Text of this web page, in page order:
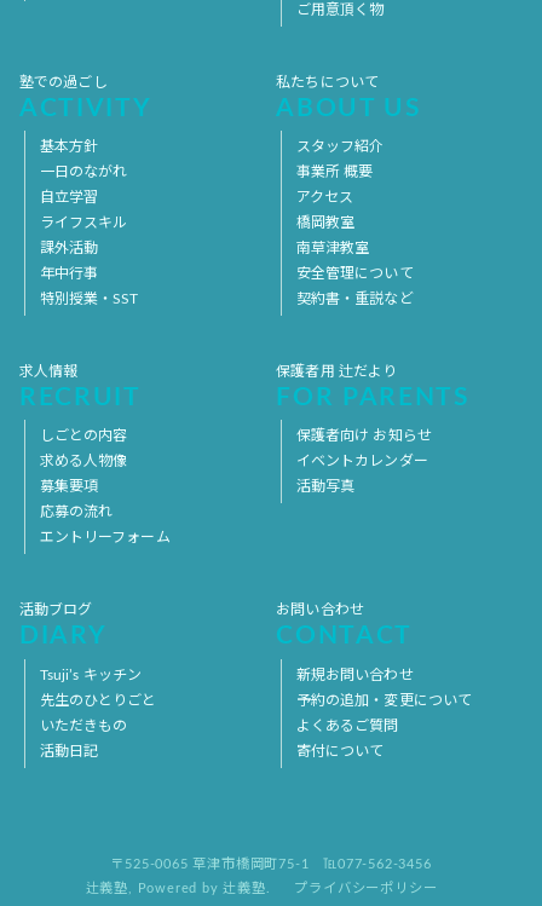
ご用意頂く物
塾での過ごし
ACTIVITY
基本方針
一日のながれ
自立学習
ライフスキル
課外活動
年中行事
特別授業・SST
私たちについて
ABOUT US
スタッフ紹介
事業所 概要
アクセス
橋岡教室
南草津教室
安全管理について
契約書・重説など
求人情報
RECRUIT
しごとの内容
求める人物像
募集要項
応募の流れ
エントリーフォーム
保護者用 辻だより
FOR PARENTS
保護者向け お知らせ
イベントカレンダー
活動写真
活動ブログ
DIARY
Tsuji’s キッチン
先生のひとりごと
いただきもの
活動日記
お問い合わせ
CONTACT
新規お問い合わせ
予約の追加・変更について
よくあるご質問
寄付について
〒525-0065 草津市橋岡町75-1
℡077-562-3456
辻義塾
Powered by 辻義塾. プライバシーポリシー